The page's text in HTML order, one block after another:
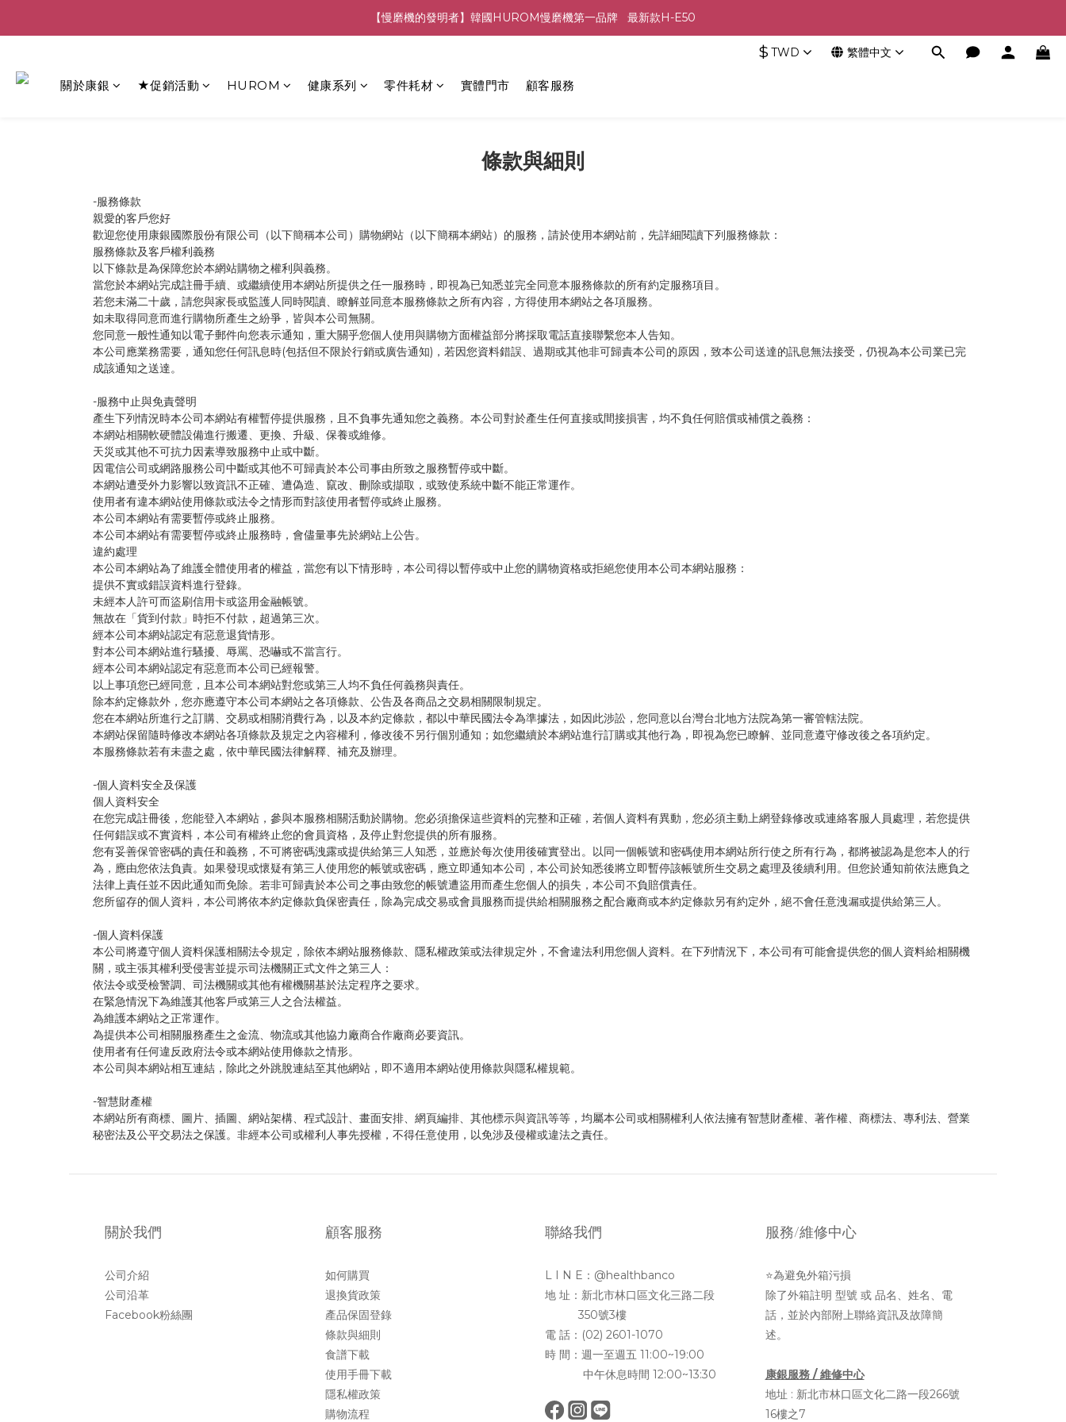
【慢磨機的發明者】韓國HUROM慢磨機第一品牌   最新款H-E50
$ TWD 繁體中文
關於康銀 ★促銷活動 HUROM 健康系列 零件耗材 實體門市 顧客服務
條款與細則
-服務條款
親愛的客戶您好
歡迎您使用康銀國際股份有限公司（以下簡稱本公司）購物網站（以下簡稱本網站）的服務，請於使用本網站前，先詳細閱讀下列服務條款：
服務條款及客戶權利義務
以下條款是為保障您於本網站購物之權利與義務。
當您於本網站完成註冊手續、或繼續使用本網站所提供之任一服務時，即視為已知悉並完全同意本服務條款的所有約定服務項目。
若您未滿二十歲，請您與家長或監護人同時閱讀、瞭解並同意本服務條款之所有內容，方得使用本網站之各項服務。
如未取得同意而進行購物所產生之紛爭，皆與本公司無關。
您同意一般性通知以電子郵件向您表示通知，重大關乎您個人使用與購物方面權益部分將採取電話直接聯繫您本人告知。
本公司應業務需要，通知您任何訊息時(包括但不限於行銷或廣告通知)，若因您資料錯誤、過期或其他非可歸責本公司的原因，致本公司送達的訊息無法接受，仍視為本公司業已完
成該通知之送達。
-服務中止與免責聲明
產生下列情況時本公司本網站有權暫停提供服務，且不負事先通知您之義務。本公司對於產生任何直接或間接損害，均不負任何賠償或補償之義務：
本網站相關軟硬體設備進行搬遷、更換、升級、保養或維修。
天災或其他不可抗力因素導致服務中止或中斷。
因電信公司或網路服務公司中斷或其他不可歸責於本公司事由所致之服務暫停或中斷。
本網站遭受外力影響以致資訊不正確、遭偽造、竄改、刪除或擷取，或致使系統中斷不能正常運作。
使用者有違本網站使用條款或法令之情形而對該使用者暫停或終止服務。
本公司本網站有需要暫停或終止服務。
本公司本網站有需要暫停或終止服務時，會儘量事先於網站上公告。
違約處理
本公司本網站為了維護全體使用者的權益，當您有以下情形時，本公司得以暫停或中止您的購物資格或拒絕您使用本公司本網站服務：
提供不實或錯誤資料進行登錄。
未經本人許可而盜刷信用卡或盜用金融帳號。
無故在「貨到付款」時拒不付款，超過第三次。
經本公司本網站認定有惡意退貨情形。
對本公司本網站進行騷擾、辱罵、恐嚇或不當言行。
經本公司本網站認定有惡意而本公司已經報警。
以上事項您已經同意，且本公司本網站對您或第三人均不負任何義務與責任。
除本約定條款外，您亦應遵守本公司本網站之各項條款、公告及各商品之交易相關限制規定。
您在本網站所進行之訂購、交易或相關消費行為，以及本約定條款，都以中華民國法令為準據法，如因此涉訟，您同意以台灣台北地方法院為第一審管轄法院。
本網站保留隨時修改本網站各項條款及規定之內容權利，修改後不另行個別通知；如您繼續於本網站進行訂購或其他行為，即視為您已瞭解、並同意遵守修改後之各項約定。
本服務條款若有未盡之處，依中華民國法律解釋、補充及辦理。
-個人資料安全及保護
個人資料安全
在您完成註冊後，您能登入本網站，參與本服務相關活動於購物。您必須擔保這些資料的完整和正確，若個人資料有異動，您必須主動上網登錄修改或連絡客服人員處理，若您提供
任何錯誤或不實資料，本公司有權終止您的會員資格，及停止對您提供的所有服務。
您有妥善保管密碼的責任和義務，不可將密碼洩露或提供給第三人知悉，並應於每次使用後確實登出。以同一個帳號和密碼使用本網站所行使之所有行為，都將被認為是您本人的行
為，應由您依法負責。如果發現或懷疑有第三人使用您的帳號或密碼，應立即通知本公司，本公司於知悉後將立即暫停該帳號所生交易之處理及後續利用。但您於通知前依法應負之
法律上責任並不因此通知而免除。若非可歸責於本公司之事由致您的帳號遭盜用而產生您個人的損失，本公司不負賠償責任。
您所留存的個人資料，本公司將依本約定條款負保密責任，除為完成交易或會員服務而提供給相關服務之配合廠商或本約定條款另有約定外，絕不會任意洩漏或提供給第三人。
-個人資料保護
本公司將遵守個人資料保護相關法令規定，除依本網站服務條款、隱私權政策或法律規定外，不會違法利用您個人資料。在下列情況下，本公司有可能會提供您的個人資料給相關機
關，或主張其權利受侵害並提示司法機關正式文件之第三人：
依法令或受檢警調、司法機關或其他有權機關基於法定程序之要求。
在緊急情況下為維護其他客戶或第三人之合法權益。
為維護本網站之正常運作。
為提供本公司相關服務產生之金流、物流或其他協力廠商合作廠商必要資訊。
使用者有任何違反政府法令或本網站使用條款之情形。
本公司與本網站相互連結，除此之外跳脫連結至其他網站，即不適用本網站使用條款與隱私權規範。
-智慧財產權
本網站所有商標、圖片、插圖、網站架構、程式設計、畫面安排、網頁編排、其他標示與資訊等等，均屬本公司或相關權利人依法擁有智慧財產權、著作權、商標法、專利法、營業
秘密法及公平交易法之保護。非經本公司或權利人事先授權，不得任意使用，以免涉及侵權或違法之責任。
關於我們
公司介紹
公司沿革
Facebook粉絲團
顧客服務
如何購買
退換貨政策
產品保固登錄
條款與細則
食譜下載
使用手冊下載
隱私權政策
購物流程
聯絡我們
L I N E：@healthbanco
地 址：新北市林口區文化三路二段
350號3樓
電 話：(02) 2601-1070
時 間：週一至週五 11:00~19:00
中午休息時間 12:00~13:30
服務/維修中心
⭐為避免外箱污損
除了外箱註明 型號 或 品名、姓名、電
話，並於內部附上聯絡資訊及故障簡
述。
康銀服務 / 維修中心
地址 : 新北市林口區文化二路一段266號
16樓之7